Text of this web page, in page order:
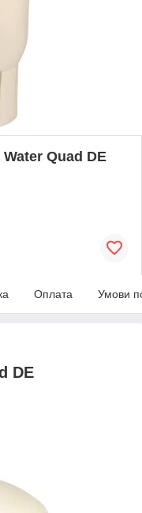
Quad DE
Оплата Умови
DE